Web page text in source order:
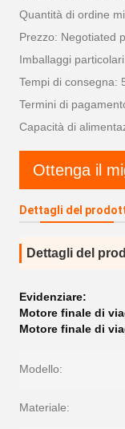
Quantità di ordine
Prezzo: Negotiated
Imballaggi
Tempi di consegna:
Termini di
Capacità di
Ottenga il
Dettagli del
Dettagli del
Evidenziare:
Motore finale di
Motore finale di
Modello:
Materiale: